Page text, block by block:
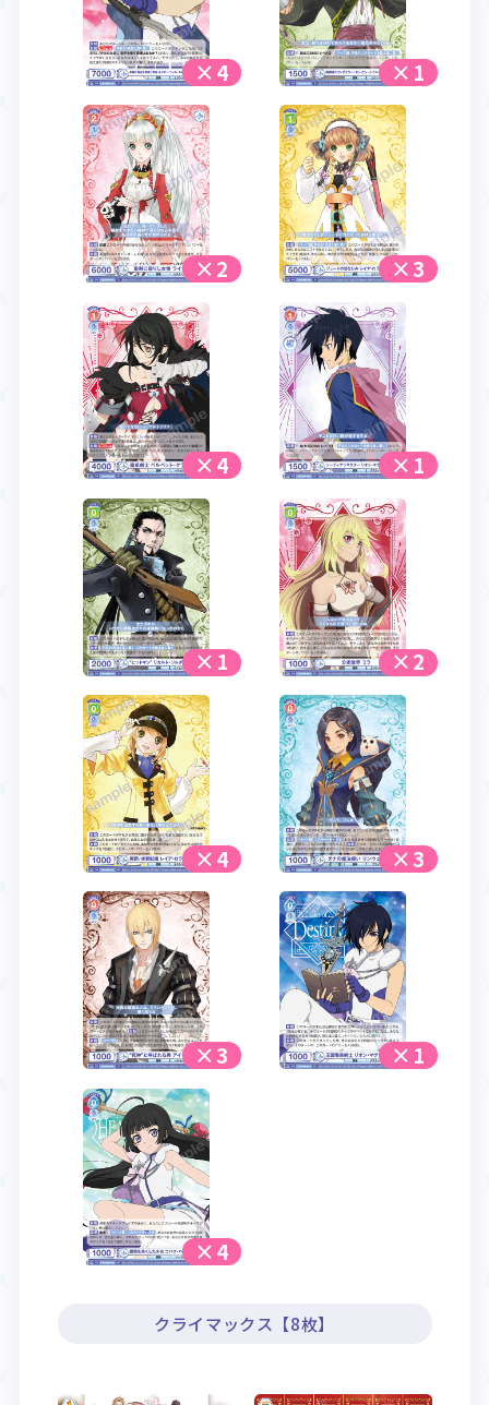
×4 ×1
×2 ×3
×4 ×1
×1 ×2
×4 ×3
×3 ×1
×4
クライマックス【8枚】